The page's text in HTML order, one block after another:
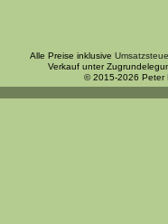
Alle Preise inklusive
Verkauf unter
© 2015-2026 Peter